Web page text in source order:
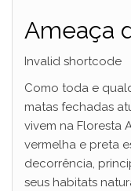
Ameaça
Invalid shortcode
Como toda e
matas fechadas
vivem na Floresta
vermelha e preta
decorrência,
seus habitats